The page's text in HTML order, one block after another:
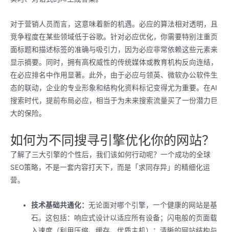
对于营销人员而言，这意味着新的机遇。必应的算法相对透明，且
竞争程度在某些领域低于谷歌。针对必应优化，你需要特别注重页
面标题和描述标签的准确与吸引力，因为必应非常依赖这些元素来
显示摘要。同时，拥有高权威性的传统媒体或教育机构反向连结，
在必应排名中作用显著。此外，由于必应与领英、微软办公软件生
态的联动，企业的专业形象和结构化资料标记变得尤为重要。在AI
搜索时代，提前布局必应，相当于为未来搜索流量买了一份潜力巨
大的保险。
如何为不同搜寻引擎优化你的网站？
了解了三大引擎的个性后，我们该如何行动呢？一个成功的全球
SEO策略，不是一套内容打天下，而是「求同存异」的精细化运
营。
技术基础共通化：无论面对哪个引擎，一个健康的网站是基
石。这包括：响应式设计以适应所有设备；闪电般的页面载
入速度（利用压缩、缓存、优质主机）；清晰的网站结构与